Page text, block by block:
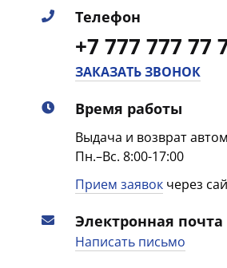
Телефон
+7 777 777 77
ЗАКАЗАТЬ ЗВОНОК
Время работы
Выдача и возврат
Пн.–Вс. 8:00-17:00
Прием заявокчерез
Электронная почта
Написать письмо